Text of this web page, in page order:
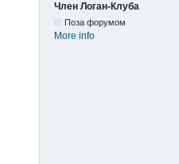
Член Логан-Клуба
Поза форумом
More info